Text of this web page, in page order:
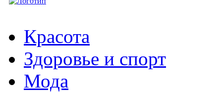
Красота
Здоровье и спорт
Мода